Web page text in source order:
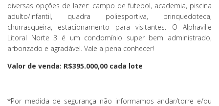
diversas opções de lazer: campo de futebol, academia, piscina
adulto/infantil, quadra poliesportiva, brinquedoteca,
churrasqueira, estacionamento para visitantes. O Alphaville
Litoral Norte 3 é um condomínio super bem administrado,
arborizado e agradável. Vale a pena conhecer!
Valor de venda: R$395.000,00 cada lote
*Por medida de segurança não informamos andar/torre e/ou